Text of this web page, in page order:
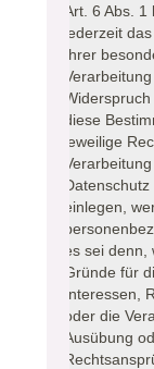
Art. 6 Abs.
jederzeit
Ihrer
diese
jeweilige
einlegen,
es sei
Gründe für
Interessen,
oder die
Ausübung